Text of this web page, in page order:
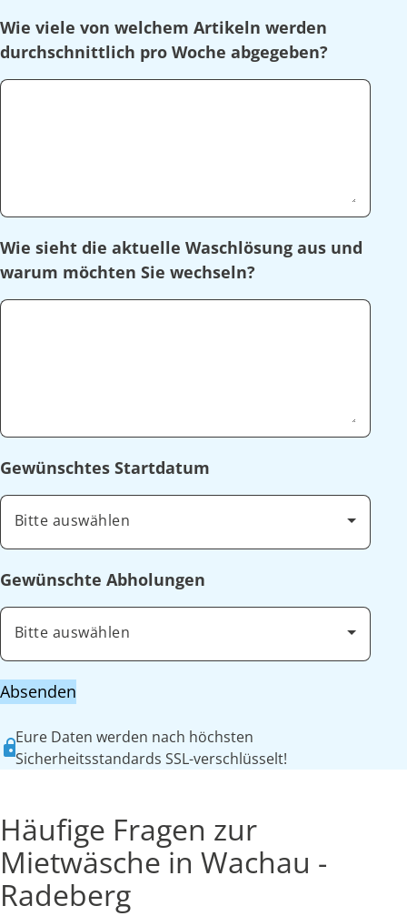
Wie viele von welchem Artikeln werden
durchschnittlich pro Woche abgegeben?
Wie sieht die aktuelle Waschlösung aus und
warum möchten Sie wechseln?
Gewünschtes Startdatum
Bitte auswählen
Gewünschte Abholungen
Bitte auswählen
Absenden
Eure Daten werden nach höchsten
Sicherheitsstandards SSL-verschlüsselt!
Häufige Fragen zur
Mietwäsche in Wachau -
Radeberg